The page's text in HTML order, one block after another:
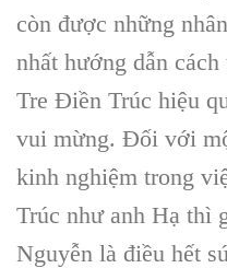
còn được những
nhất hướng dẫn
Tre Điền Trúc hiệu
vui mừng. Đối với
kinh nghiệm trong
Trúc như anh Hạ thì
Nguyễn là điều hết